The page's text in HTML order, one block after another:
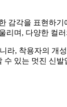
감각을 표현하
리며, 다양한 컬
라, 착용자의
있는 멋진 신